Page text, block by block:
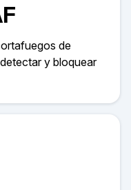
de
y bloquear